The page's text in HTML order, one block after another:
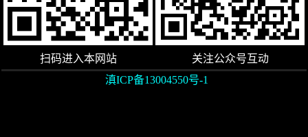
扫码进入本网站
关注公众号互动
滇ICP备13004550号-1